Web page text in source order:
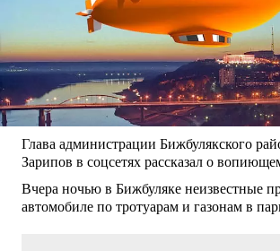
Глава администрации Бижбулякского
Зарипов в соцсетях рассказал о
Вчера ночью в Бижбуляке неизвестные
автомобиле по тротуарам и газонам в